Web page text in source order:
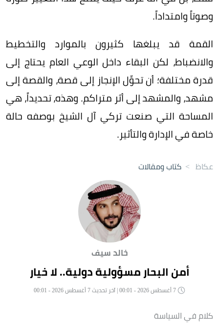
وصوتاً وامتداداً.
القمة قد يبلغها كثيرون بالموارد والتخطيط
والانضباط، لكن البقاء داخل الوعي العام يحتاج إلى
قدرة مختلفة؛ أن تحوِّل الإنجاز إلى قصة، والقصة إلى
مشهد، والمشهد إلى أثر متراكم. وهذه، تحديداً، هي
المساحة التي صنعت تركي آل الشيخ بوصفه حالة
خاصة في الإدارة والتأثير.
عكاظ > كتاب ومقالات
خالد سيف
أمن البحار مسؤولية دولية.. لا خيار
كلام في السياسة